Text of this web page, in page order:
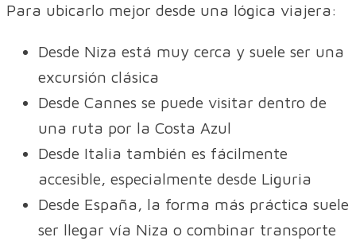
Para ubicarlo mejor desde una lógica viajera:
Desde Niza está muy cerca y suele ser una
excursión clásica
Desde Cannes se puede visitar dentro de
una ruta por la Costa Azul
Desde Italia también es fácilmente
accesible, especialmente desde Liguria
Desde España, la forma más práctica suele
ser llegar vía Niza o combinar transporte